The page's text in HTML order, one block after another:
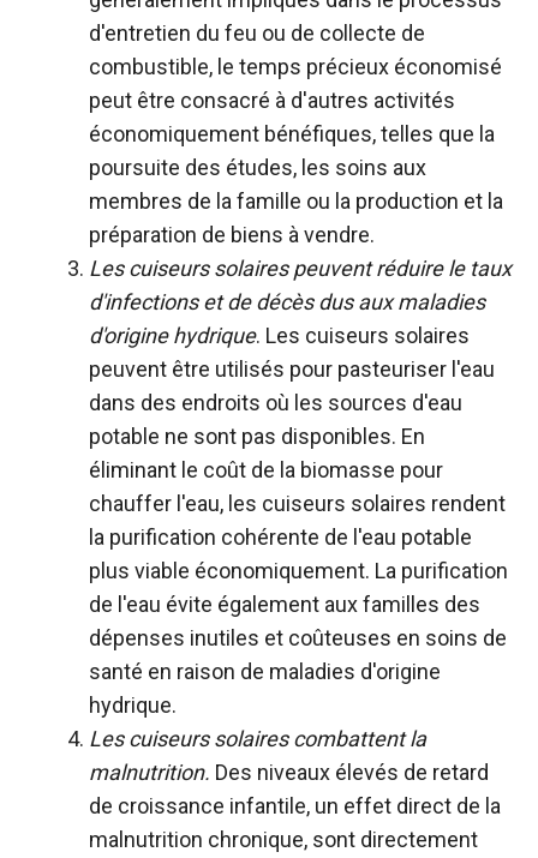
d'entretien du feu ou de collecte de
combustible, le temps précieux économisé
peut être consacré à d'autres activités
économiquement bénéfiques, telles que la
poursuite des études, les soins aux
membres de la famille ou la production et la
préparation de biens à vendre.
Les cuiseurs solaires peuvent réduire le taux
d'infections et de décès dus aux maladies
d'origine hydrique. Les cuiseurs solaires
peuvent être utilisés pour pasteuriser l'eau
dans des endroits où les sources d'eau
potable ne sont pas disponibles. En
éliminant le coût de la biomasse pour
chauffer l'eau, les cuiseurs solaires rendent
la purification cohérente de l'eau potable
plus viable économiquement. La purification
de l'eau évite également aux familles des
dépenses inutiles et coûteuses en soins de
santé en raison de maladies d'origine
hydrique.
Les cuiseurs solaires combattent la
malnutrition. Des niveaux élevés de retard
de croissance infantile, un effet direct de la
malnutrition chronique, sont directement